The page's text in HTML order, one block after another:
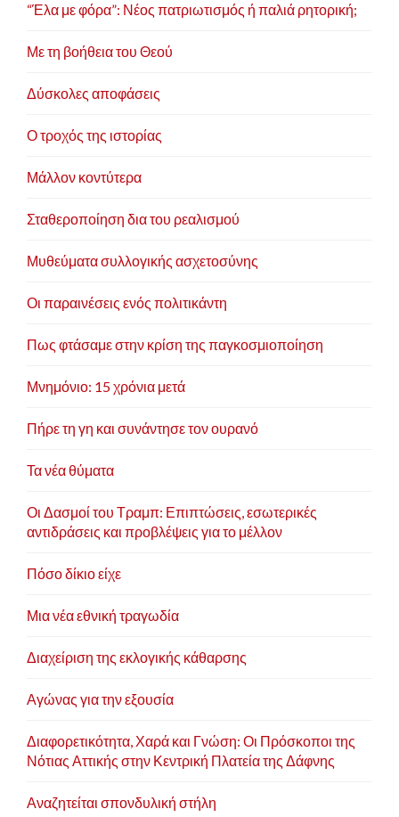
“Έλα με φόρα”: Νέος πατριωτισμός ή παλιά ρητορική;
Με τη βοήθεια του Θεού
Δύσκολες αποφάσεις
Ο τροχός της ιστορίας
Μάλλον κοντύτερα
Σταθεροποίηση δια του ρεαλισμού
Μυθεύματα συλλογικής ασχετοσύνης
Οι παραινέσεις ενός πολιτικάντη
Πως φτάσαμε στην κρίση της παγκοσμιοποίηση
Μνημόνιο: 15 χρόνια μετά
Πήρε τη γη και συνάντησε τον ουρανό
Τα νέα θύματα
Οι Δασμοί του Τραμπ: Επιπτώσεις, εσωτερικές
αντιδράσεις και προβλέψεις για το μέλλον
Πόσο δίκιο είχε
Μια νέα εθνική τραγωδία
Διαχείριση της εκλογικής κάθαρσης
Αγώνας για την εξουσία
Διαφορετικότητα, Χαρά και Γνώση: Οι Πρόσκοποι της
Νότιας Αττικής στην Κεντρική Πλατεία της Δάφνης
Αναζητείται σπονδυλική στήλη